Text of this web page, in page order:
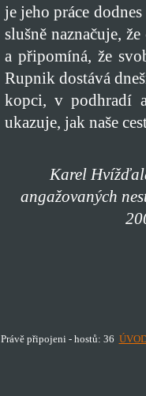
je jeho práce
slušně naznačuje,
a připomíná, že
Rupnik dostává
kopci, v podhradí
ukazuje, jak naše
Karel
angažovaných
Právě připojeni - hostů: 36